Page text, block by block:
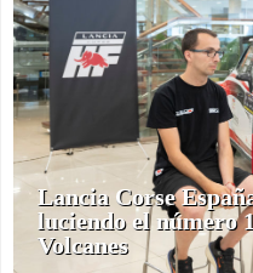
Lancia Corse
luciendo el número
Volcanes